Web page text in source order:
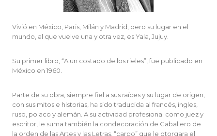
Vivió en México, Paris, Milán y Madrid, pero su lugar en el
mundo, al que vuelve una y otra vez, es Yala, Jujuy.
Su primer libro, “A un costado de los rieles”, fue publicado en
México en 1960.
Parte de su obra, siempre fiel a sus raíces y su lugar de origen,
con sus mitos e historias, ha sido traducida al francés, ingles,
ruso, polaco y alemán. A su actividad profesional como juez y
escritor, le suma también la condecoración de Caballero de
la orden de las Artes y las Letras, “cargo” que le otorgara el